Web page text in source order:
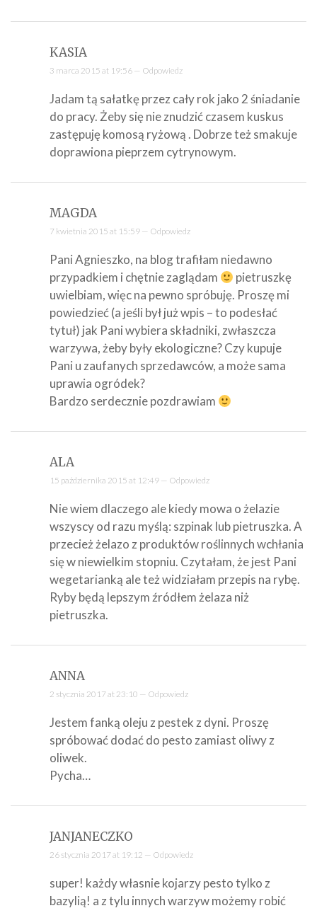
KASIA
3 marca 2015 at 19:56 — Odpowiedz
Jadam tą sałatkę przez cały rok jako 2 śniadanie
do pracy. Żeby się nie znudzić czasem kuskus
zastępuję komosą ryżową . Dobrze też smakuje
doprawiona pieprzem cytrynowym.
MAGDA
7 kwietnia 2015 at 15:59 — Odpowiedz
Pani Agnieszko, na blog trafiłam niedawno
przypadkiem i chętnie zaglądam
pietruszkę
uwielbiam, więc na pewno spróbuję. Proszę mi
powiedzieć (a jeśli był już wpis – to podesłać
tytuł) jak Pani wybiera składniki, zwłaszcza
warzywa, żeby były ekologiczne? Czy kupuje
Pani u zaufanych sprzedawców, a może sama
uprawia ogródek?
Bardzo serdecznie pozdrawiam
ALA
15 października 2015 at 12:49 — Odpowiedz
Nie wiem dlaczego ale kiedy mowa o żelazie
wszyscy od razu myślą: szpinak lub pietruszka. A
przecież żelazo z produktów roślinnych wchłania
się w niewielkim stopniu. Czytałam, że jest Pani
wegetarianką ale też widziałam przepis na rybę.
Ryby będą lepszym źródłem żelaza niż
pietruszka.
ANNA
2 stycznia 2017 at 23:10 — Odpowiedz
Jestem fanką oleju z pestek z dyni. Proszę
spróbować dodać do pesto zamiast oliwy z
oliwek.
Pycha…
JANJANECZKO
26 stycznia 2017 at 19:12 — Odpowiedz
super! każdy własnie kojarzy pesto tylko z
bazylią! a z tylu innych warzyw możemy robić